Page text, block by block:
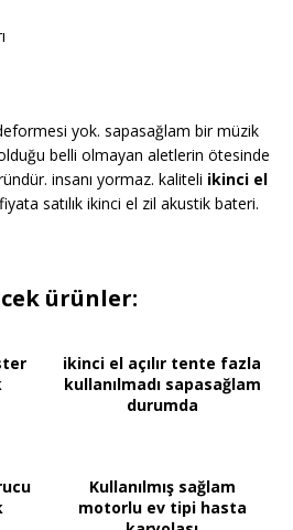
yok. sapasağlam bir müzik
belli olmayan aletlerin ötesinde
insanı yormaz. kaliteli ikinci el
satılık ikinci el zil akustik bateri.
ürünler:
ikinci el açılır tente fazla
kullanılmadı sapasağlam
durumda
Kullanılmış sağlam
motorlu ev tipi hasta